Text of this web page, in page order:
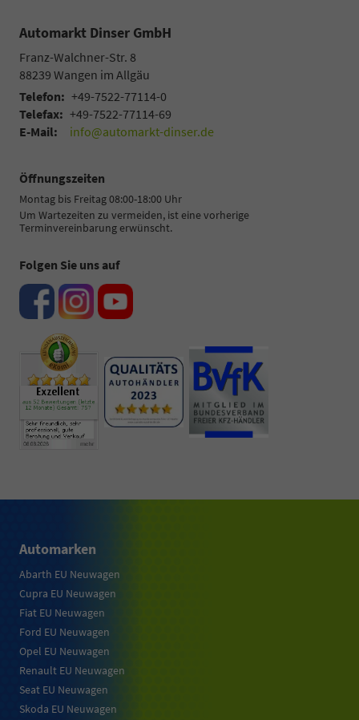
Automarkt Dinser GmbH
Franz-Walchner-Str. 8
88239 Wangen im Allgäu
Telefon: +49-7522-77114-0
Telefax: +49-7522-77114-69
E-Mail:
info@automarkt-dinser.de
Öffnungszeiten
Montag bis Freitag 08:00-18:00 Uhr
Um Wartezeiten zu vermeiden, ist eine vorherige
Terminvereinbarung erwünscht.
Folgen Sie uns auf
Automarken
Abarth EU Neuwagen
Cupra EU Neuwagen
Fiat EU Neuwagen
Ford EU Neuwagen
Opel EU Neuwagen
Renault EU Neuwagen
Seat EU Neuwagen
Skoda EU Neuwagen